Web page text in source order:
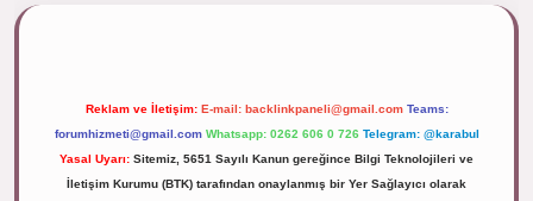
Reklam ve İletişim: E-mail: backlinkpaneli@gmail.com Teams:
forumhizmeti@gmail.com Whatsapp: 0262 606 0 726 Telegram: @karabul
Yasal Uyarı: Sitemiz, 5651 Sayılı Kanun gereğince Bilgi Teknolojileri ve
İletişim Kurumu (BTK) tarafından onaylanmış bir Yer Sağlayıcı olarak